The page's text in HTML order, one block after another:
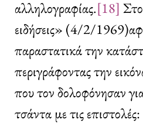
αλληλογραφίας.[18]
ειδήσεις» (4/2/
παραστατικά την
περιγράφοντας την
που τον δολοφόνησαν
τσάντα με τις επιστολές: